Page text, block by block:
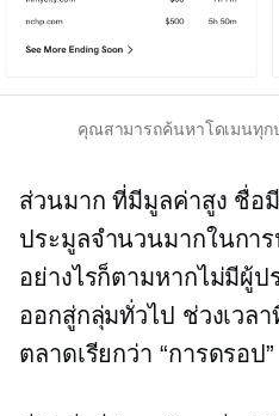
คุณสามารถค้นหาโดเมนทุก
ส่วนมากที่มีมูลค่าสูง ชื่อ
ประมูลจำนวนมากในกา
อย่างไรก็ตามหากไม่มีผู้
ออกสู่กลุ่มทั่วไป ช่วงเวล
ตลาดเรียกว่า “การดรอป”